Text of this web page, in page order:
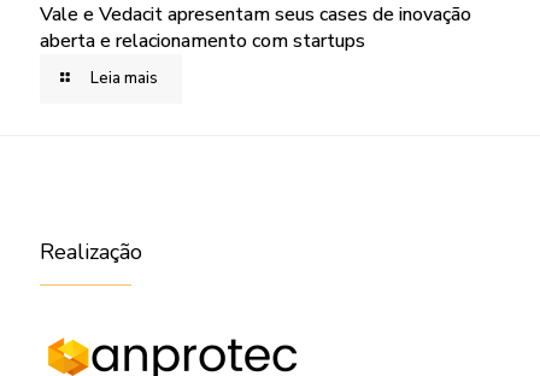
Vale e Vedacit apresentam seus cases de inovação
aberta e relacionamento com startups
Leia mais
Realização